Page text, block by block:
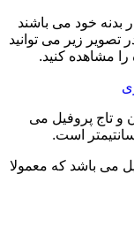
بدنه خود می باشند
می باشد.در تصویر زیر می توانید
را مشاهده کنید.
و تاج پروفیل می
می باشد که معمولا